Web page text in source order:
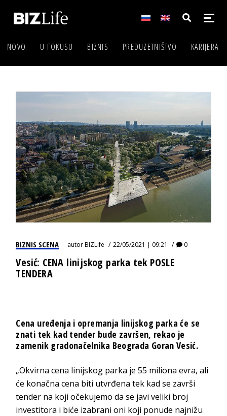
NOVO U FOKUSU BIZNIS PREDUZETNIŠTVO KARIJERA
BIZNIS SCENA autorBIZLife 22/05/2021 | 09:21 0
Vesić: CENA linijskog parka tek POSLE
TENDERA
Cena uređenja i opremanja linijskog parka će se
znati tek kad tender bude završen, rekao je
zamenik gradonačelnika Beograda Goran Vesić.
„Okvirna cena linijskog parka je 55 miliona evra, ali
će konačna cena biti utvrđena tek kad se završi
tender na koji očekujemo da se javi veliki broj
investitora i biće izabrani oni koji ponude najnižu